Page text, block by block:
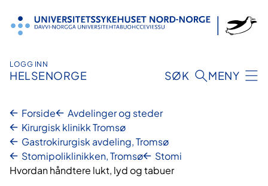
innhold
LOGG INN
HELSENORGE SØK MENY
Forside
Avdelinger og steder
Kirurgisk klinikk Tromsø
Gastrokirurgisk avdeling, Tromsø
Stomipoliklinikken, Tromsø
Stomi
Hvordan håndtere lukt, lyd og tabuer